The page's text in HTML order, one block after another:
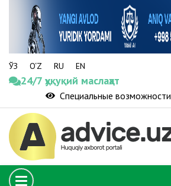
ЎЗ O‘Z RU EN
24/7 ҳуқуқий маслаҳат
Специальные возможности